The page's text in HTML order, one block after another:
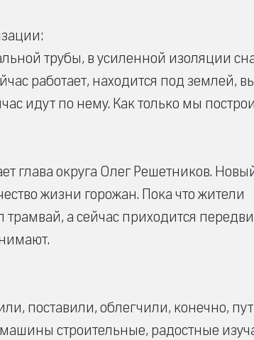
трубы, в усиленной изоляции
работает, находится под землей,
идут по нему. Как только мы
глава округа Олег Решетников.
жизни горожан. Пока что жители
а сейчас приходится
поставили, облегчили, конечно,
строительные, радостные